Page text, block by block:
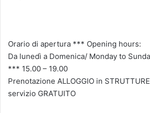
Orario di apertura *** Opening hours:
Da lunedì a Domenica/ Monday to
*** 15.00 – 19.00
Prenotazione ALLOGGIO in
servizio GRATUITO